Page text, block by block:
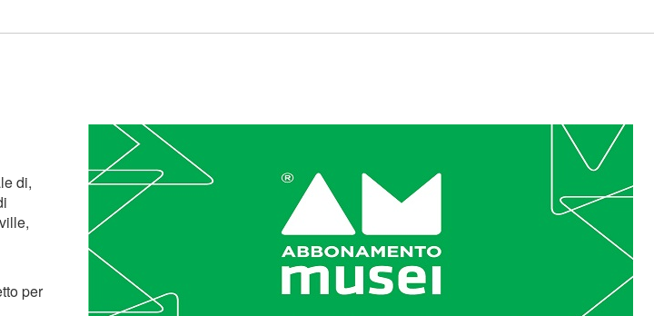
di,
per